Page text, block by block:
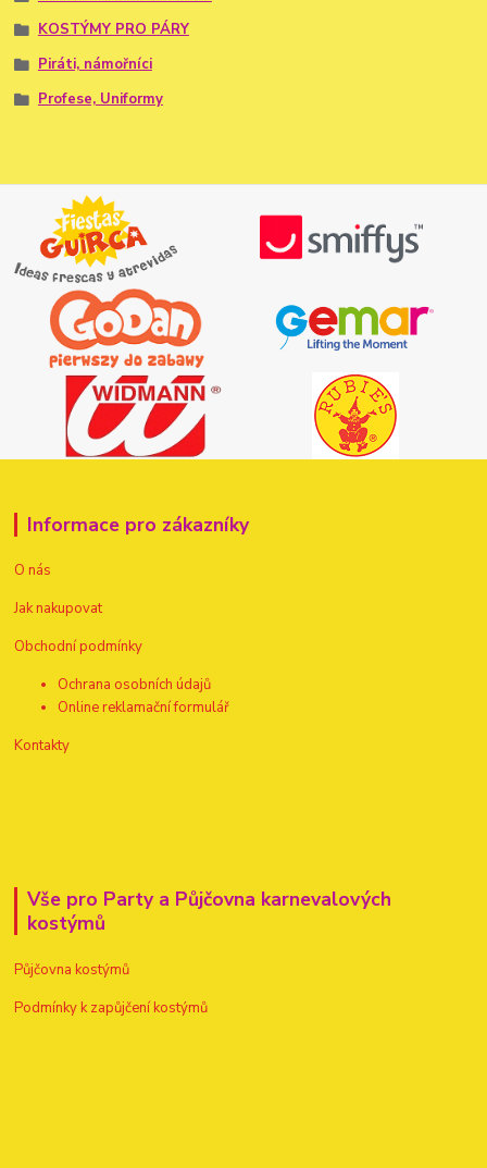
KOSTÝMY PRO PÁRY
Piráti, námořníci
Profese, Uniformy
Informace pro zákazníky
O nás
Jak nakupovat
Obchodní podmínky
Ochrana osobních údajů
Online reklamační formulář
Kontakty
Vše pro Party a Půjčovna karnevalových
kostýmů
Půjčovna kostýmů
Podmínky k zapůjčení kostýmů